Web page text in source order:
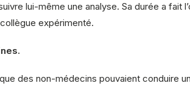
lui-même une analyse. Sa durée a fait
expérimenté.
des non-médecins pouvaient conduire